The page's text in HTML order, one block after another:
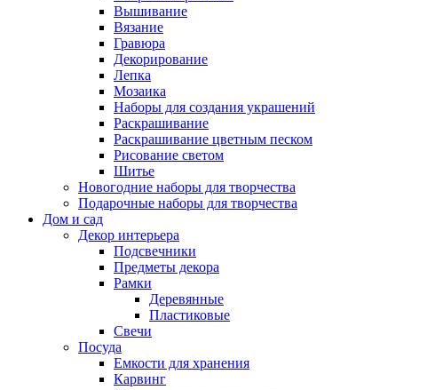
Вышивание
Вязание
Гравюра
Декорирование
Лепка
Мозаика
Наборы для создания украшений
Раскрашивание
Раскрашивание цветным песком
Рисование светом
Шитье
Новогодние наборы для творчества
Подарочные наборы для творчества
Дом и сад
Декор интерьера
Подсвечники
Предметы декора
Рамки
Деревянные
Пластиковые
Свечи
Посуда
Емкости для хранения
Карвинг